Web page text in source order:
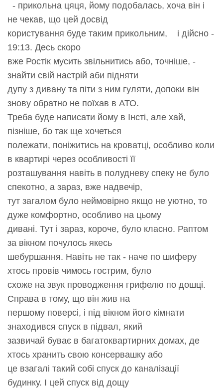
- прикольна цяця, йому подобалась, хоча він і
не чекав, що цей досвід
користування буде таким прикольним, і дійсно -
19:13. Десь скоро
вже Ростік мусить звільнитись або, точніше, -
знайти свій настрій аби підняти
дупу з дивану та піти з ним гуляти, допоки він
знову обратно не поїхав в АТО.
Треба буде написати йому в Інсті, але хай,
пізніше, бо так ще хочеться
полежати, поніжитись на кроватці, особливо коли
в квартирі через особливості її
розташування навіть в полудневу спеку не було
спекотно, а зараз, вже надвечір,
тут загалом було неймовірно якщо не уютно, то
дуже комфортно, особливо на цьому
дивані. Тут і зараз, короче, було класно. Раптом
за вікном почулось якесь
шебуршання. Навіть не так - наче по шиферу
хтось провів чимось гострим, було
схоже на звук проводження грифелю по дошці.
Справа в тому, що він жив на
першому поверсі, і під вікном його кімнати
знаходився спуск в підвал, який
зазвичай буває в багатоквартирних домах, де
хтось хранить свою консервашку або
це взагалі такий собі спуск до каналізації
будинку. І цей спуск від дощу